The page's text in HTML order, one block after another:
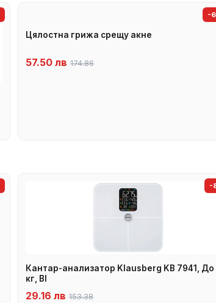
-
Цялостна грижа срещу акне
57.50 лв 174.86
-
Кантар-анализатор Klausberg KB 7941, До
кг, BI
29.16 лв 153.38